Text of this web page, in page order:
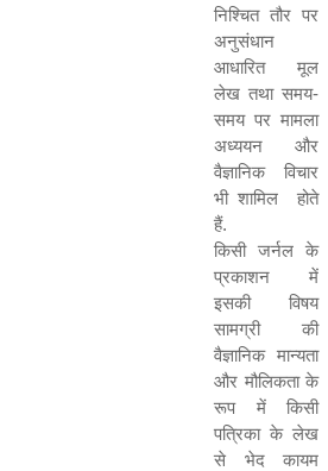
निश्चित तौर पर
अनुसंधान
आधारित मूल
लेख तथा समय-
समय पर मामला
अध्ययन और
वैज्ञानिक विचार
भी शामिल
होते
हैं.
किसी जर्नल के
प्रकाशन में
इसकी विषय
सामग्री की
वैज्ञानिक मान्यता
और मौलिकता के
रूप में किसी
पत्रिका के लेख
से भेद कायम